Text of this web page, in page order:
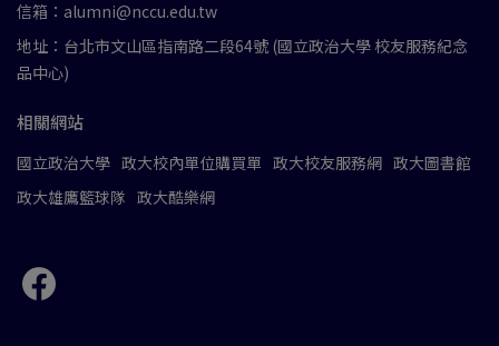
信箱：alumni@nccu.edu.tw
地址：台北市文山區指南路二段64號 (國立政治大學 校友服務紀念
品中心)
相關網站
國立政治大學 政大校內單位購買單 政大校友服務網 政大圖書館
政大雄鷹籃球隊 政大酷樂網